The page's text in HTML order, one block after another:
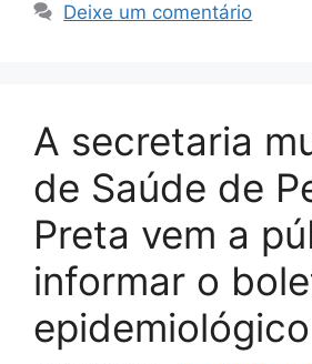
Deixe um comentário
A secretaria
de Saúde de
Preta vem a
informar o
epidemiológico